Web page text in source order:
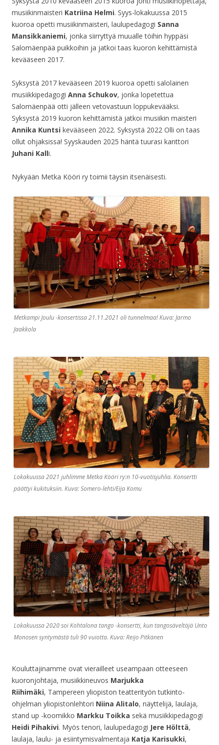
musiikinmaisteri Katriina Helmi. Syys-lokakuussa 2015
kuoroa opetti musiikinmaisteri, laulupedagogi Sanna
Mansikkaniemi, jonka siirryttyä muualle töihin hyppäsi
Salomäenpää puikkoihin ja jatkoi taas kuoron kehittämistä
kevääseen 2017.
Syksystä 2017 kevääseen 2019 kuoroa opetti salolainen
musiikkipedagogi Anna Schukov, jonka lopetettua
Salomäenpää otti jälleen vetovastuun loppukevääksi.
Syksystä 2019 kuoron kehittämistä jatkoi musiikin maisteri
Annika Kuntsi kevääseen 2022. Syksystä 2022 Olli on taas
ollut ohjaksissa! Syyskauden 2025 häntä tuurasi kanttori
Juhani Kalli.
Nykyään Metka Kööri ry toimii täysin itsenäisesti.
Metkampi Joulu -konsertissa 21.11.2021 oli tunnelmaa! Kuva: Jarmo
Jaakkola
Lokakuussa 2021 juhlimme Metka Kööri ry:n 10-vuotisjuhlia. Konsertti
päättyi kukituksiin. Kuva: Somero-lehti/Eija Komu
Lokakuussa 2020 soi Kohtalona tango -konsertti, kun tangosäveltäjä Unto
Monosen syntymästä tuli 90 vuiotta. Kuva: Reijo Pitkänen
Kouluttajinamme ovat vierailleet useampaan otteeseen
kuoronjohtaja, musiikkineuvos Marjukka
Riihimäki, Tampereen yliopiston teatterityön tutkinto-
ohjelman yliopistonlehtori Niina Alitalo, näyttelijä, laulaja,
stand up -koomikko Markku Toikka sekä musiikkipedagogi
Heidi Pihakivi. Myös tenori, laulupedagogi Jere Hölttä,
laulaja, laulu- ja esiintymisvalmentaja Katja Karisukki,